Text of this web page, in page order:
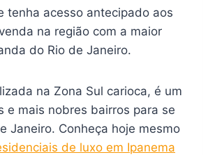
tenha acesso antecipado aos
na região com a maior
do Rio de Janeiro.
na Zona Sul carioca, é um
e mais nobres bairros para se
Janeiro. Conheça hoje mesmo
de luxo em Ipanema